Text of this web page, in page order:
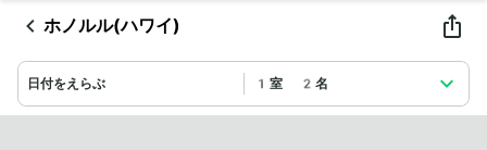
ホノルル(ハワイ)
日付をえらぶ 1室 2名